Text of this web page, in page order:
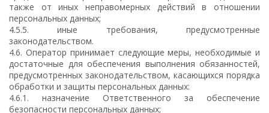
также от иных неправомерных действий в отношении
персональных данных;
4.5.5. иные требования, предусмотренные
законодательством.
4.6. Оператор принимает следующие меры, необходимые и
достаточные для обеспечения выполнения обязанностей,
предусмотренных законодательством, касающихся порядка
обработки и защиты персональных данных:
4.6.1. назначение Ответственного за обеспечение
безопасности персональных данных;